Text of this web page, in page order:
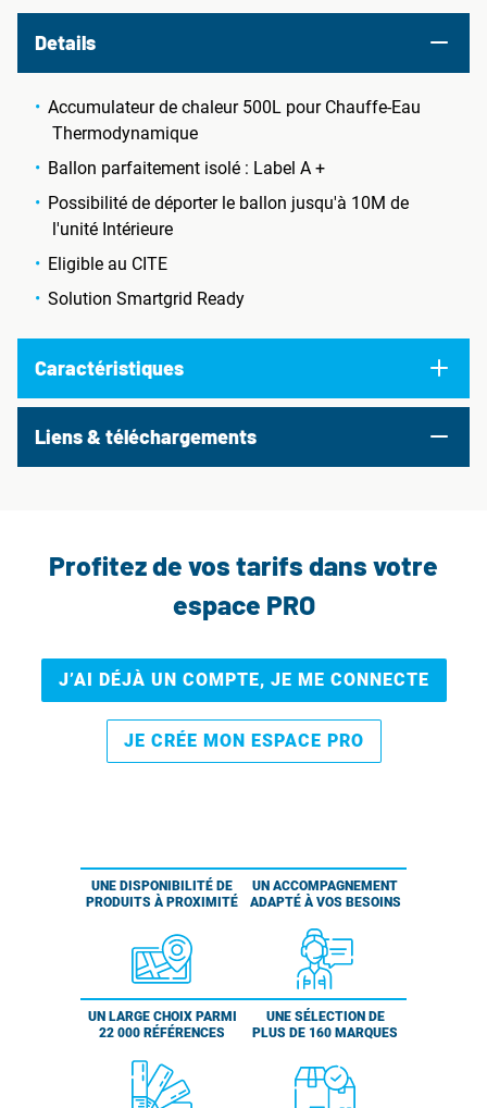
Details
Accumulateur de chaleur 500L pour Chauffe-Eau
Thermodynamique
Ballon parfaitement isolé : Label A +
Possibilité de déporter le ballon jusqu'à 10M de
l'unité Intérieure
Eligible au CITE
Solution Smartgrid Ready
Caractéristiques
Liens & téléchargements
Profitez de vos tarifs dans votre
espace PRO
J’AI DÉJÀ UN COMPTE, JE ME CONNECTE
JE CRÉE MON ESPACE PRO
UNE DISPONIBILITÉ DE
PRODUITS À PROXIMITÉ
UN ACCOMPAGNEMENT
ADAPTÉ À VOS BESOINS
UN LARGE CHOIX PARMI
22 000 RÉFÉRENCES
UNE SÉLECTION DE
PLUS DE 160 MARQUES